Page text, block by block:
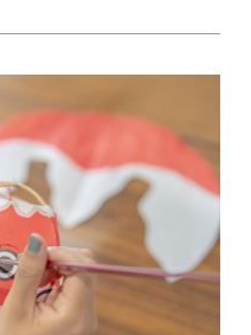
す。日本最大級のカルス